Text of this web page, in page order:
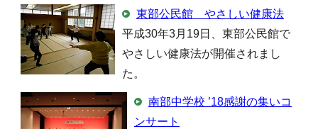
東部公民館 やさしい健康法
平成30年3月19日、東部公民館で
やさしい健康法が開催されまし
た。
南部中学校 ’18感謝の集いコ
ンサート